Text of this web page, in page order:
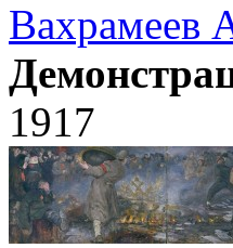
Вахрамеев
1917